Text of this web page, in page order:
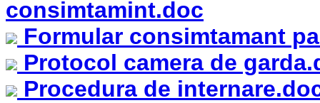
consimtamint.doc
Formular consimtamant
Protocol camera de
Procedura de